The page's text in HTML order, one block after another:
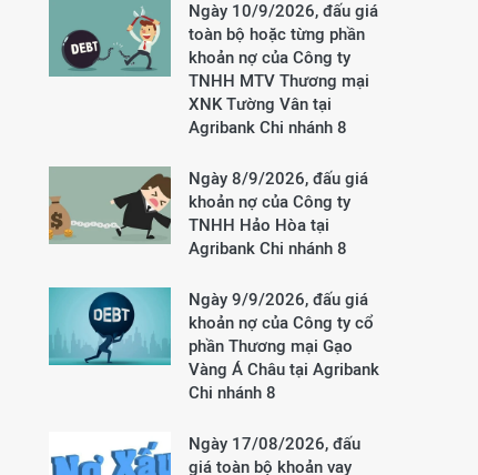
Ngày 10/9/2026, đấu giá
toàn bộ hoặc từng phần
khoản nợ của Công ty
TNHH MTV Thương mại
XNK Tường Vân tại
Agribank Chi nhánh 8
Ngày 8/9/2026, đấu giá
khoản nợ của Công ty
TNHH Hảo Hòa tại
Agribank Chi nhánh 8
Ngày 9/9/2026, đấu giá
khoản nợ của Công ty cổ
phần Thương mại Gạo
Vàng Á Châu tại Agribank
Chi nhánh 8
Ngày 17/08/2026, đấu
giá toàn bộ khoản vay